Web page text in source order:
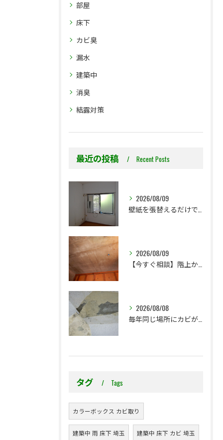
部屋
床下
カビ臭
漏水
建築中
消臭
結露対策
最近の投稿 Recent Posts
2026/08/09
壁紙を張替えるだけで、本当に大丈夫ですか？
2026/08/09
【今すぐ相談】階上からのちょっとした水漏れ後の小さな防カビ工事
2026/08/08
毎年同じ場所にカビが出る理由をご存じですか？
タグ Tags
カラーボックス カビ取り
建築中 雨 床下 埼玉 建築中 床下 カビ 埼玉